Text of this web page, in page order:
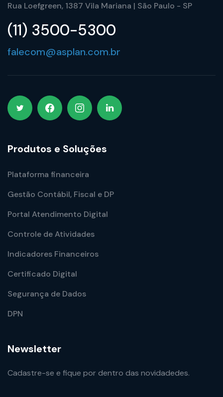
Rua Loefgreen, 1387 Vila Mariana | São Paulo - SP
(11) 3500-5300
falecom@asplan.com.br
Produtos e Soluções
Plataforma financeira
Gestão Contábil, Fiscal e DP
Portal Atendimento Digital
Controle de Atividades
Indicadores Financeiros
Certificado Digital
Segurança de Dados
DPN
Newsletter
Cadastre-se e fique por dentro das novidadedes.